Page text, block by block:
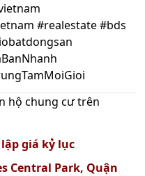
#realestate #bds
hộ chung cư trên
giá kỷ lục
Central Park, Quận